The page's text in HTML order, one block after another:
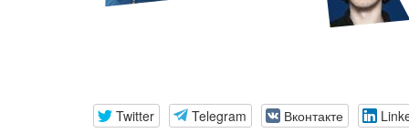
Twitter Telegram Вконтакте